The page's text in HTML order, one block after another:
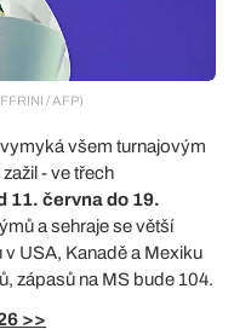
/ AFP)
všem turnajovým
- ve třech
11. června do 19.
a sehraje se větší
USA, Kanadě a Mexiku
zápasů na MS bude 104.
>>